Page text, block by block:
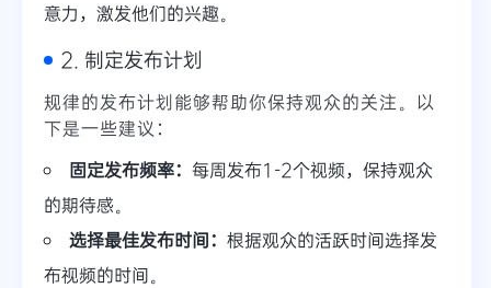
意力，激发他们的兴趣。
2. 制定发布计划
规律的发布计划能够帮助你保持观众的关注。以
下是一些建议：
固定发布频率： 每周发布1-2个视频，保持观众
的期待感。
选择最佳发布时间： 根据观众的活跃时间选择发
布视频的时间。